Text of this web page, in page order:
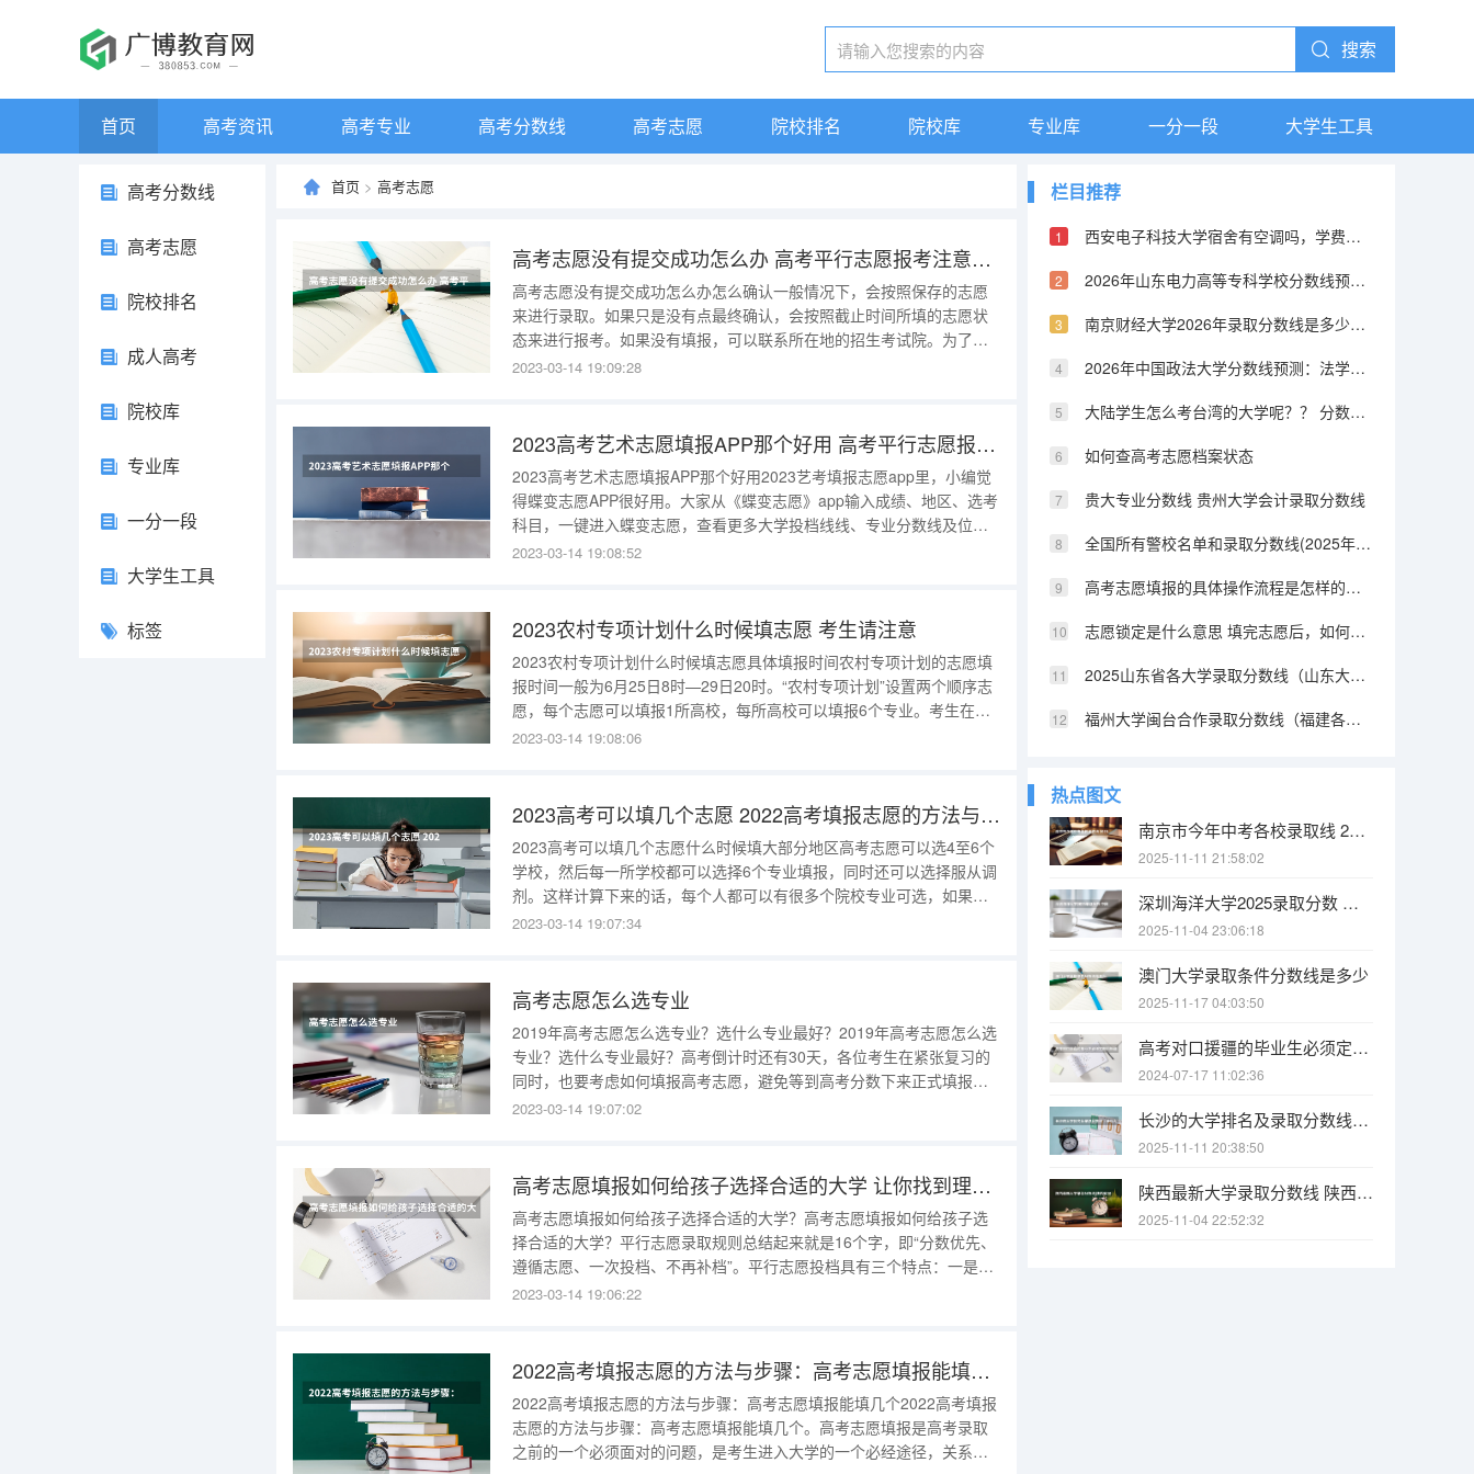
搜索
首页 高考资讯 高考专业 高考分数线 高考志愿 院校排名 院校库 专业库 一分一段 大学生工具
高考分数线
高考志愿
院校排名
成人高考
院校库
专业库
一分一段
大学生工具
标签
首页 > 高考志愿
高考志愿没有提交成功怎么办 高考平行志愿报考注意事项
高考志愿没有提交成功怎么办怎么确认一般情况下，会按照保存的志愿
来进行录取。如果只是没有点最终确认，会按照截止时间所填的志愿状
态来进行报考。如果没有填报，可以联系所在地的招生考试院。为了避
免出现提交失败而错过补救机会，大家应尽早进行志愿填报，填报后进
来进行报考。如果没有填报
2023-03-14 19:09:28
2023高考艺术志愿填报APP那个好用 高考平行志愿报考注意事项
2023高考艺术志愿填报APP那个好用2023艺考填报志愿app里，小编觉
得蝶变志愿APP很好用。大家从《蝶变志愿》app输入成绩、地区、选考
科目，一键进入蝶变志愿，查看更多大学投档线线、专业分数线及位
次、大学排名等数据。艺考志愿填报软件推荐蝶变志愿蝶变志愿超大的
蝶变志愿
2023-03-14 19:08:52
2023农村专项计划什么时候填志愿 考生请注意
2023农村专项计划什么时候填志愿具体填报时间农村专项计划的志愿填
报时间一般为6月25日8时—29日20时。“农村专项计划”设置两个顺序志
愿，每个志愿可以填报1所高校，每所高校可以填报6个专业。考生在填
报“农村专项计划”志愿时须注明是否服从院校内专业调剂。“农村专项计
2023-03-14 19:08:06
2023高考可以填几个志愿 2022高考填报志愿的方法与步骤：高考志愿填报能填几个
2023高考可以填几个志愿什么时候填大部分地区高考志愿可以选4至6个
学校，然后每一所学校都可以选择6个专业填报，同时还可以选择服从调
剂。这样计算下来的话，每个人都可以有很多个院校专业可选，如果报
的不高的话，有很大可能被录取。高考志愿能填几个大学1、高考志愿平
填；如果你考上
2023-03-14 19:07:34
高考志愿怎么选专业
2019年高考志愿怎么选专业？选什么专业最好？2019年高考志愿怎么选
专业？选什么专业最好？高考倒计时还有30天，各位考生在紧张复习的
同时，也要考虑如何填报高考志愿，避免等到高考分数下来正式填报志
愿，没有目标，盲目的不知道学什么专业。高考志愿专业的选择，对于
考生在
2023-03-14 19:07:02
高考志愿填报如何给孩子选择合适的大学 让你找到理想的学校
高考志愿填报如何给孩子选择合适的大学？高考志愿填报如何给孩子选
择合适的大学？平行志愿录取规则总结起来就是16个字，即“分数优先、
遵循志愿、一次投档、不再补档”。平行志愿投档具有三个特点：一是每
一批次每一阶段院校录取时，高考总分高的考生先于总分较低的考生投
愿实行“多次模拟
2023-03-14 19:06:22
2022高考填报志愿的方法与步骤：高考志愿填报能填几个 2022高考志愿填报流程图解，最新高考志愿填报指南精选
2022高考填报志愿的方法与步骤：高考志愿填报能填几个2022高考填报
志愿的方法与步骤：高考志愿填报能填几个。高考志愿填报是高考录取
之前的一个必须面对的问题，是考生进入大学的一个必经途径，关系到
栏目推荐
西安电子科技大学宿舍有空调吗，学费一年多少，通信工程是不是全国顶尖
2026年山东电力高等专科学校分数线预测及往年分数参考
南京财经大学2026年录取分数线是多少？专业优势与就业前景全面解析
2026年中国政法大学分数线预测：法学界的黄埔军校
大陆学生怎么考台湾的大学呢？？ 分数线又是怎样的？？ 考取难度高不高？
如何查高考志愿档案状态
贵大专业分数线 贵州大学会计录取分数线
全国所有警校名单和录取分数线(2025年参考) 陕西提前批警校录取分数
高考志愿填报的具体操作流程是怎样的（江西高考志愿填报详细步骤）
志愿锁定是什么意思 填完志愿后，如何快速知道自己是否被录取
2025山东省各大学录取分数线（山东大学排名及录取分数线）
福州大学闽台合作录取分数线（福建各所大学法学系的分数线2025）
热点图文
南京市今年中考各校录取线 2025南京中考分数线与录取线
2025-11-11 21:58:02
深圳海洋大学2025录取分数 中国海洋大学2025投档线
2025-11-04 23:06:18
澳门大学录取条件分数线是多少
2025-11-17 04:03:50
高考对口援疆的毕业生必须定向回新疆工作吗，能不能不会回，不回会怎样？
2024-07-17 11:02:36
长沙的大学排名及录取分数线（长沙大学招生分数线）
2025-11-11 20:38:50
陕西最新大学录取分数线 陕西省2025年各院校最低高考录取分数线
2025-11-04 22:52:32